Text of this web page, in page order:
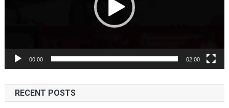
00:00 02:00
RECENT POSTS